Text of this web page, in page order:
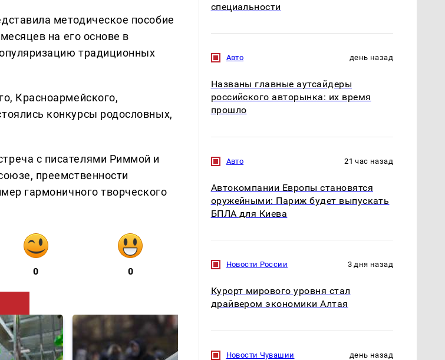
методическое пособие
на его основе в
традиционных
Красноармейского,
конкурсы родословных,
с писателями Риммой и
преемственности
гармоничного творческого
0 0
специальности
Авто день назад
Названы главные аутсайдеры
российского авторынка: их время
прошло
Авто 21 час назад
Автокомпании Европы становятся
оружейными: Париж будет выпускать
БПЛА для Киева
Новости России 3 дня назад
Курорт мирового уровня стал
драйвером экономики Алтая
Новости Чувашии день назад